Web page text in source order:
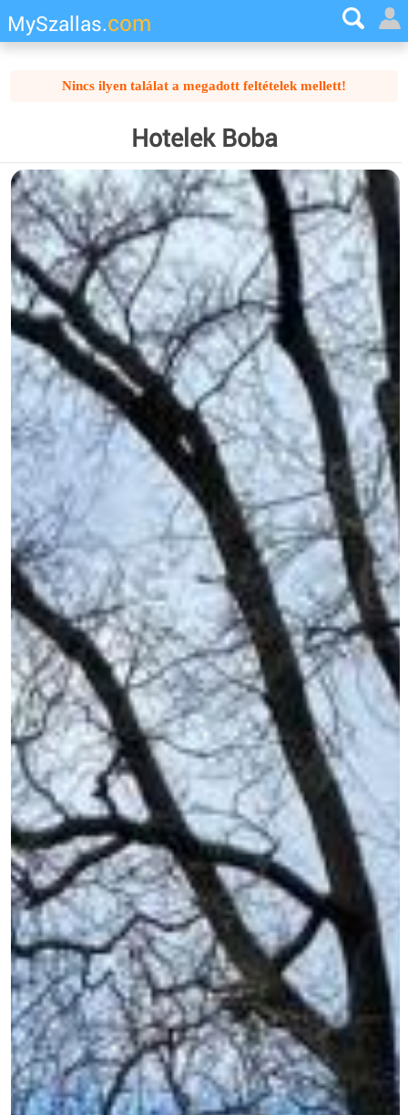
MySzallas.com
Nincs ilyen találat a megadott feltételek mellett!
Hotelek Boba